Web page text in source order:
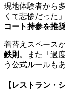
現地体験者から
くて悲惨だった
コート持参を推
着替えスペース
鉄則 。また「過
う公式ルールも
【レストラン・